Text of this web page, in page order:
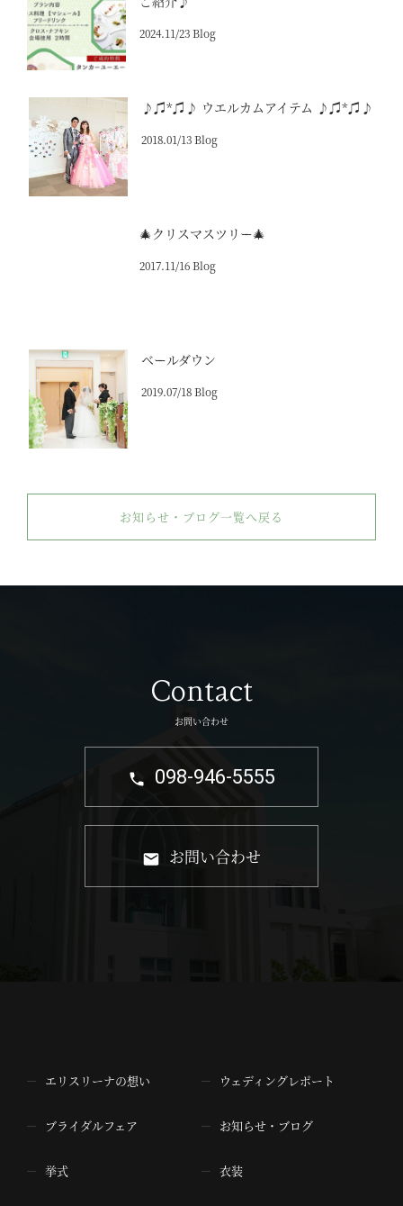
2024.11/23 Blog
♪♫*♫♪ ウエルカムアイテム ♪♫*♫♪
2018.01/13 Blog
🎄クリスマスツリー🎄
2017.11/16 Blog
ベールダウン
2019.07/18 Blog
お知らせ・ブログ一覧へ戻る
Contact
お問い合わせ
098-946-5555
お問い合わせ
エリスリーナの想い
ブライダルフェア
挙式
ウェディングレポート
お知らせ・ブログ
衣装